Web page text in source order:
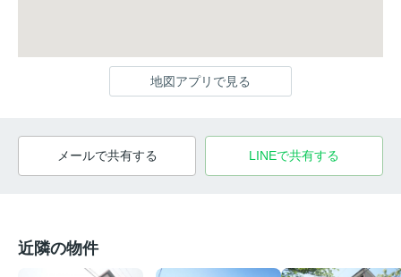
地図アプリで見る
メールで共有する LINEで共有する
近隣の物件